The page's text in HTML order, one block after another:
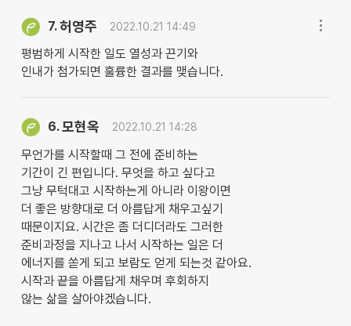
7.허영주 2022.10.21 14:49
평범하게 시작한 일도 열성과 끈기와
인내가 첨가되면 훌륭한 결과를 맺습니다.
6.모현옥 2022.10.21 14:28
무언가를 시작할때 그 전에 준비하는
기간이 긴 편입니다. 무엇을 하고 싶다고
그냥 무턱대고 시작하는게 아니라 이왕이면
더 좋은 방향대로 더 아름답게 채우고싶기
때문이지요. 시간은 좀 더디더라도 그러한
준비과정을 지나고 나서 시작하는 일은 더
에너지를 쏟게 되고 보람도 얻게 되는것 같아요.
시작과 끝을 아름답게 채우며 후회하지
않는 삶을 살아야겠습니다.